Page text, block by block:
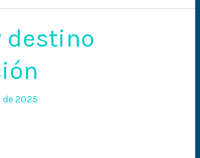
destino
de 2025